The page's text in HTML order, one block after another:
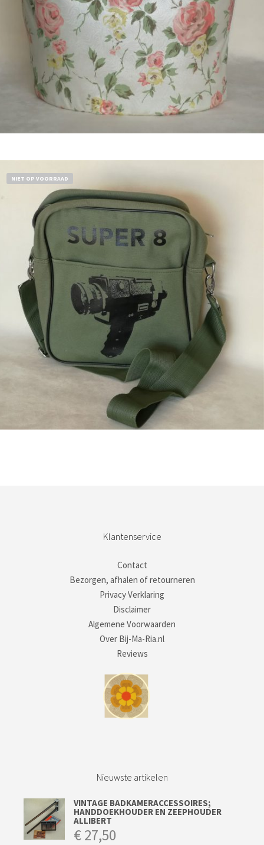
NIET OP VOORRAAD
18,50
Klantenservice
Contact
Bezorgen, afhalen of retourneren
Privacy Verklaring
Disclaimer
Algemene Voorwaarden
Over Bij-Ma-Ria.nl
Reviews
Nieuwste artikelen
VINTAGE BADKAMERACCESSOIRES;
HANDDOEKHOUDER EN ZEEPHOUDER
ALLIBERT
€27,50